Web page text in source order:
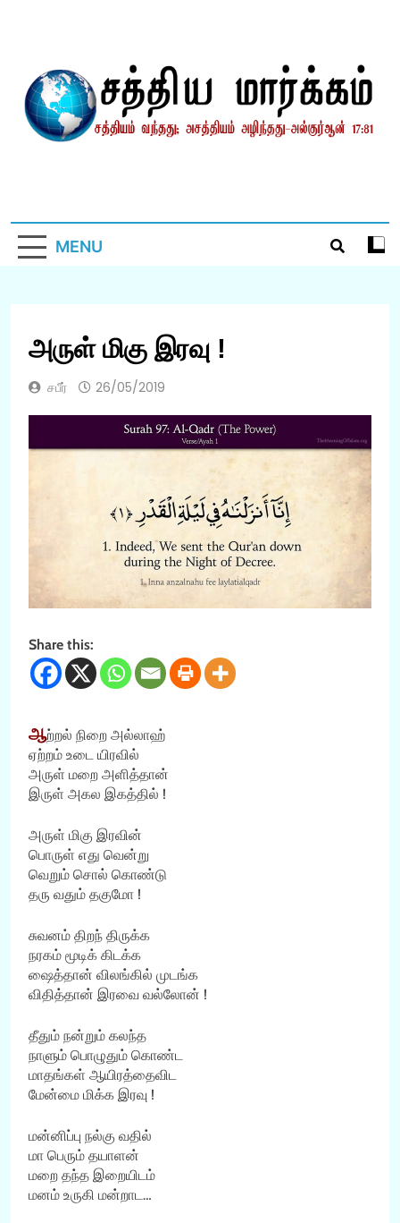
MENU
அருள் மிகு இரவு !
சபீர் 26/05/2019
Share this:
ஆற்றல் நிறை அல்லாஹ்
ஏற்றம் உடை யிரவில்
அருள் மறை அளித்தான்
இருள் அகல இகத்தில் !
அருள் மிகு இரவின்
பொருள் எது வென்று
வெறும் சொல் கொண்டு
தரு வதும் தகுமோ !
சுவனம் திறந் திருக்க
நரகம் மூடிக் கிடக்க
ஷைத்தான் விலங்கில் முடங்க
விதித்தான் இரவை வல்லோன் !
தீதும் நன்றும் கலந்த
நாளும் பொழுதும் கொண்ட
மாதங்கள் ஆயிரத்தைவிட
மேன்மை மிக்க இரவு !
மன்னிப்பு நல்கு வதில்
மா பெரும் தயாளன்
மறை தந்த இறையிடம்
மனம் உருகி மன்றாட…